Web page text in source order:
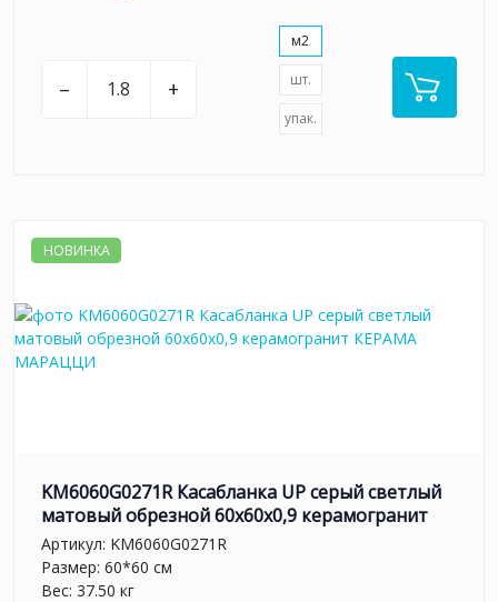
– +
м2
шт.
упак.
НОВИНКА
KM6060G0271R Касабланка UP серый светлый
матовый обрезной 60x60x0,9 керамогранит
Артикул: KM6060G0271R
Размер: 60*60 см
Вес: 37.50 кг